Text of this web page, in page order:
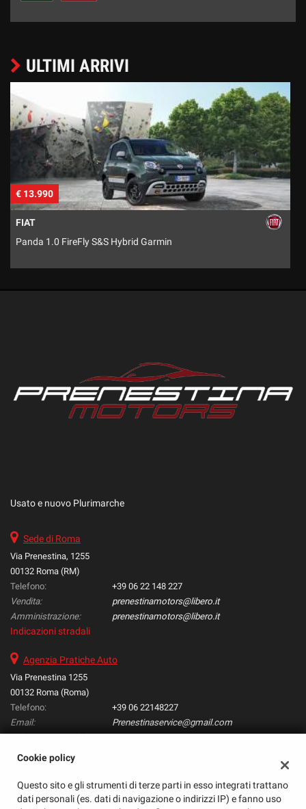
ULTIMI ARRIVI
€ 13.990
FIAT
Panda 1.0 FireFly S&S Hybrid Garmin
Usato e nuovo Plurimarche
Sede di Roma
Via Prenestina, 1255
00132 Roma (RM)
Telefono:
+39 06 22 148 227
Vendita:
prenestinamotors@libero.it
Amministrazione:
prenestinamotors@libero.it
Indicazioni stradali
Agenzia Pratiche Auto
Via Prenestina 1255
00132 Roma (Roma)
Telefono:
+39 06 22148227
Email:
Prenestinaservice@gmail.com
Indicazioni stradali
Dati fiscali:
Mobile Trading srl
Cookie policy
Questo sito e gli strumenti di terze parti in esso integrati trattano
dati personali (es. dati di navigazione o indirizzi IP) e fanno uso